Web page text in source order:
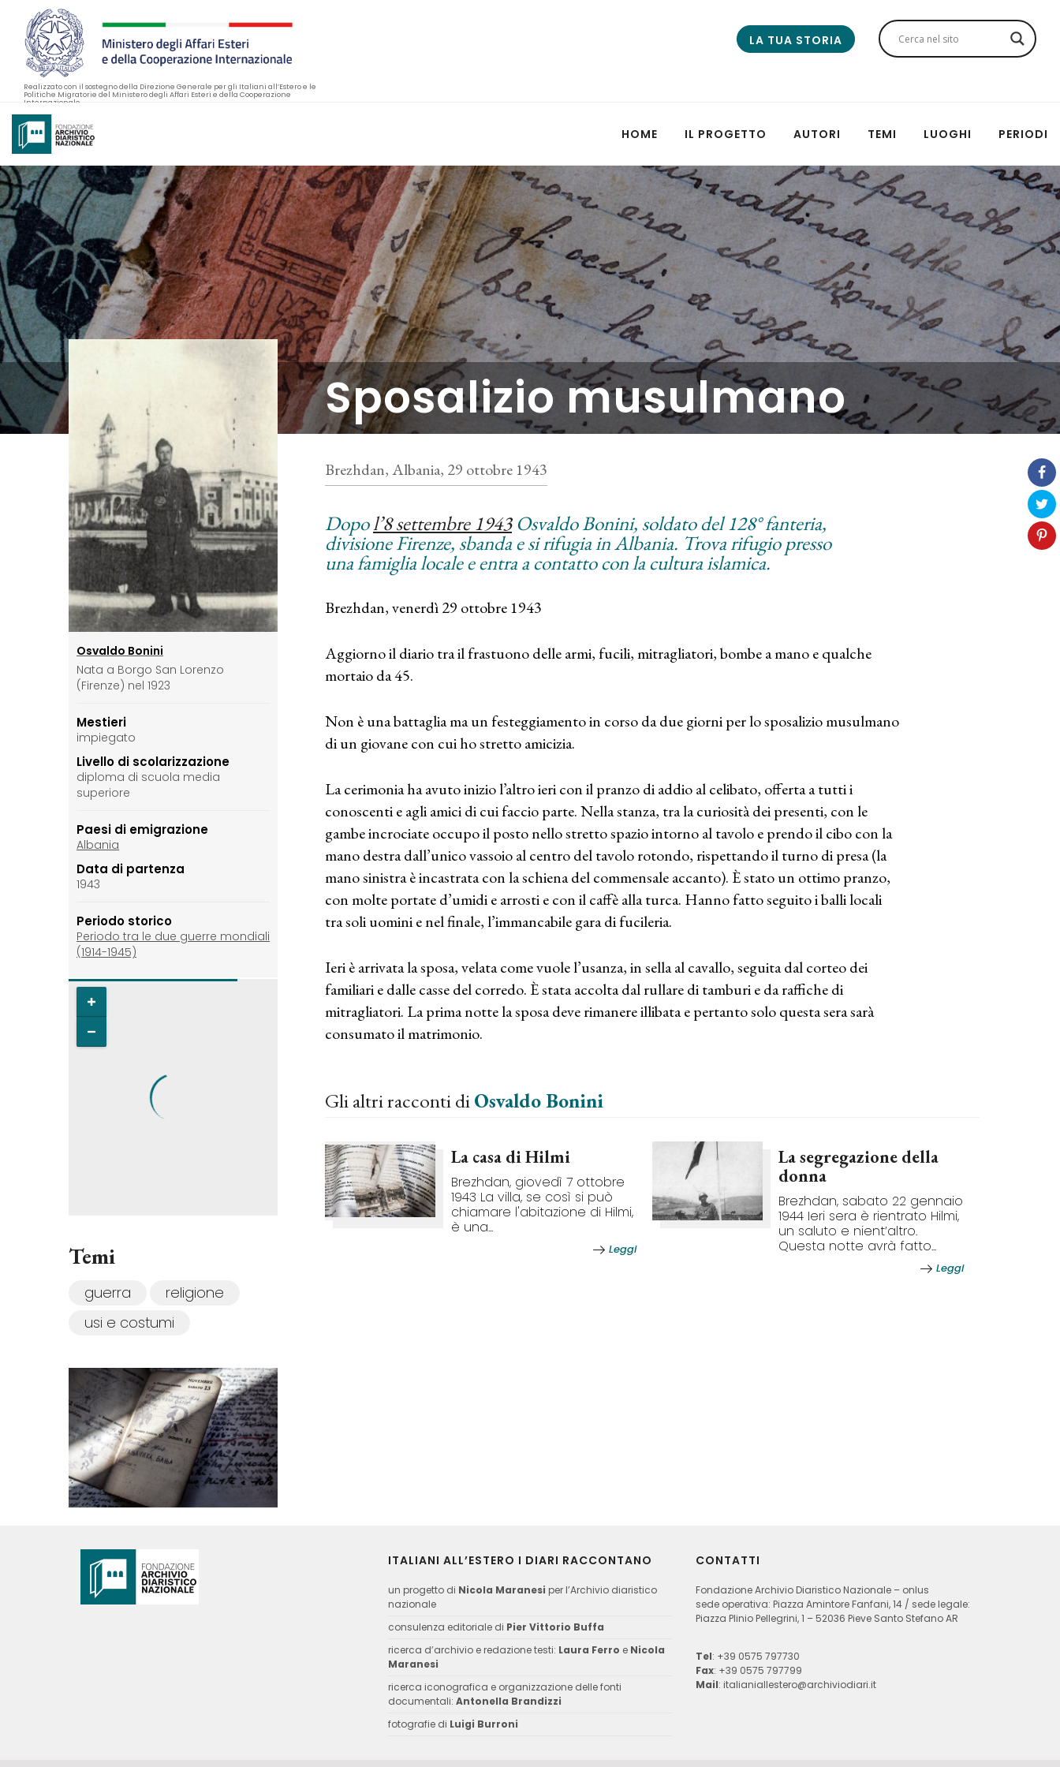
Realizzato con il sostegno della Direzione Generale per gli Italiani all’Estero e le
Politiche Migratorie del Ministero degli Affari Esteri e della Cooperazione
Internazionale
LA TUA STORIA
HOME IL PROGETTO AUTORI TEMI LUOGHI PERIODI
Sposalizio musulmano
Osvaldo Bonini
Nata a Borgo San Lorenzo
(Firenze) nel 1923
Mestieri
impiegato
Livello di scolarizzazione
diploma di scuola media
superiore
Paesi di emigrazione
Albania
Data di partenza
1943
Periodo storico
Periodo tra le due guerre mondiali
(1914-1945)
Temi
guerra
religione
usi e costumi
Brezhdan, Albania, 29 ottobre 1943
Dopol’8 settembre 1943Osvaldo Bonini, soldato del 128° fanteria,
divisione Firenze, sbanda e si rifugia in Albania. Trova rifugio presso
una famiglia locale e entra a contatto con la cultura islamica.
Brezhdan, venerdì 29 ottobre 1943
Aggiorno il diario tra il frastuono delle armi, fucili, mitragliatori, bombe a mano e qualche
mortaio da 45.
Non è una battaglia ma un festeggiamento in corso da due giorni per lo sposalizio musulmano
di un giovane con cui ho stretto amicizia.
La cerimonia ha avuto inizio l’altro ieri con il pranzo di addio al celibato, offerta a tutti i
conoscenti e agli amici di cui faccio parte. Nella stanza, tra la curiosità dei presenti, con le
gambe incrociate occupo il posto nello stretto spazio intorno al tavolo e prendo il cibo con la
mano destra dall’unico vassoio al centro del tavolo rotondo, rispettando il turno di presa (la
mano sinistra è incastrata con la schiena del commensale accanto). È stato un ottimo pranzo,
con molte portate d’umidi e arrosti e con il caffè alla turca. Hanno fatto seguito i balli locali
tra soli uomini e nel finale, l’immancabile gara di fucileria.
Ieri è arrivata la sposa, velata come vuole l’usanza, in sella al cavallo, seguita dal corteo dei
familiari e dalle casse del corredo. È stata accolta dal rullare di tamburi e da raffiche di
mitragliatori. La prima notte la sposa deve rimanere illibata e pertanto solo questa sera sarà
consumato il matrimonio.
Gli altri racconti diOsvaldo Bonini
La casa di Hilmi
Brezhdan, giovedì 7 ottobre
1943 La villa, se così si può
chiamare l'abitazione di Hilmi,
è una...
Leggi
La segregazione della
donna
Brezhdan, sabato 22 gennaio
1944 Ieri sera è rientrato Hilmi,
un saluto e nient’altro.
Questa notte avrà fatto...
Leggi
ITALIANI ALL’ESTERO I DIARI RACCONTANO
un progetto di Nicola Maranesi per l’Archivio diaristico
nazionale
consulenza editoriale di Pier Vittorio Buffa
ricerca d’archivio e redazione testi: Laura Ferro e Nicola
Maranesi
ricerca iconografica e organizzazione delle fonti
documentali: Antonella Brandizzi
fotografie di Luigi Burroni
CONTATTI
Fondazione Archivio Diaristico Nazionale – onlus
sede operativa: Piazza Amintore Fanfani, 14 / sede legale:
Piazza Plinio Pellegrini, 1 – 52036 Pieve Santo Stefano AR
Tel: +39 0575 797730
Fax: +39 0575 797799
Mail: italianiallestero@archiviodiari.it